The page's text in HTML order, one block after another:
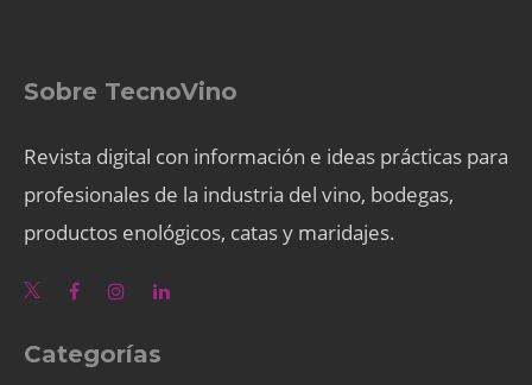
Sobre TecnoVino
Revista digital con información e ideas prácticas para
profesionales de la industria del vino, bodegas,
productos enológicos, catas y maridajes.
Categorías